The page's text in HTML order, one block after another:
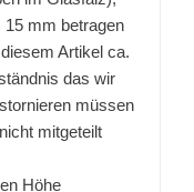
15 mm betragen
Artikel ca.
das wir
müssen
mitgeteilt
Höhe